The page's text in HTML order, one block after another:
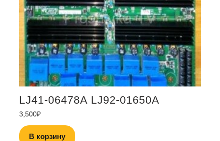
LJ41-06478A LJ92-01650A
3,500₽
В корзину